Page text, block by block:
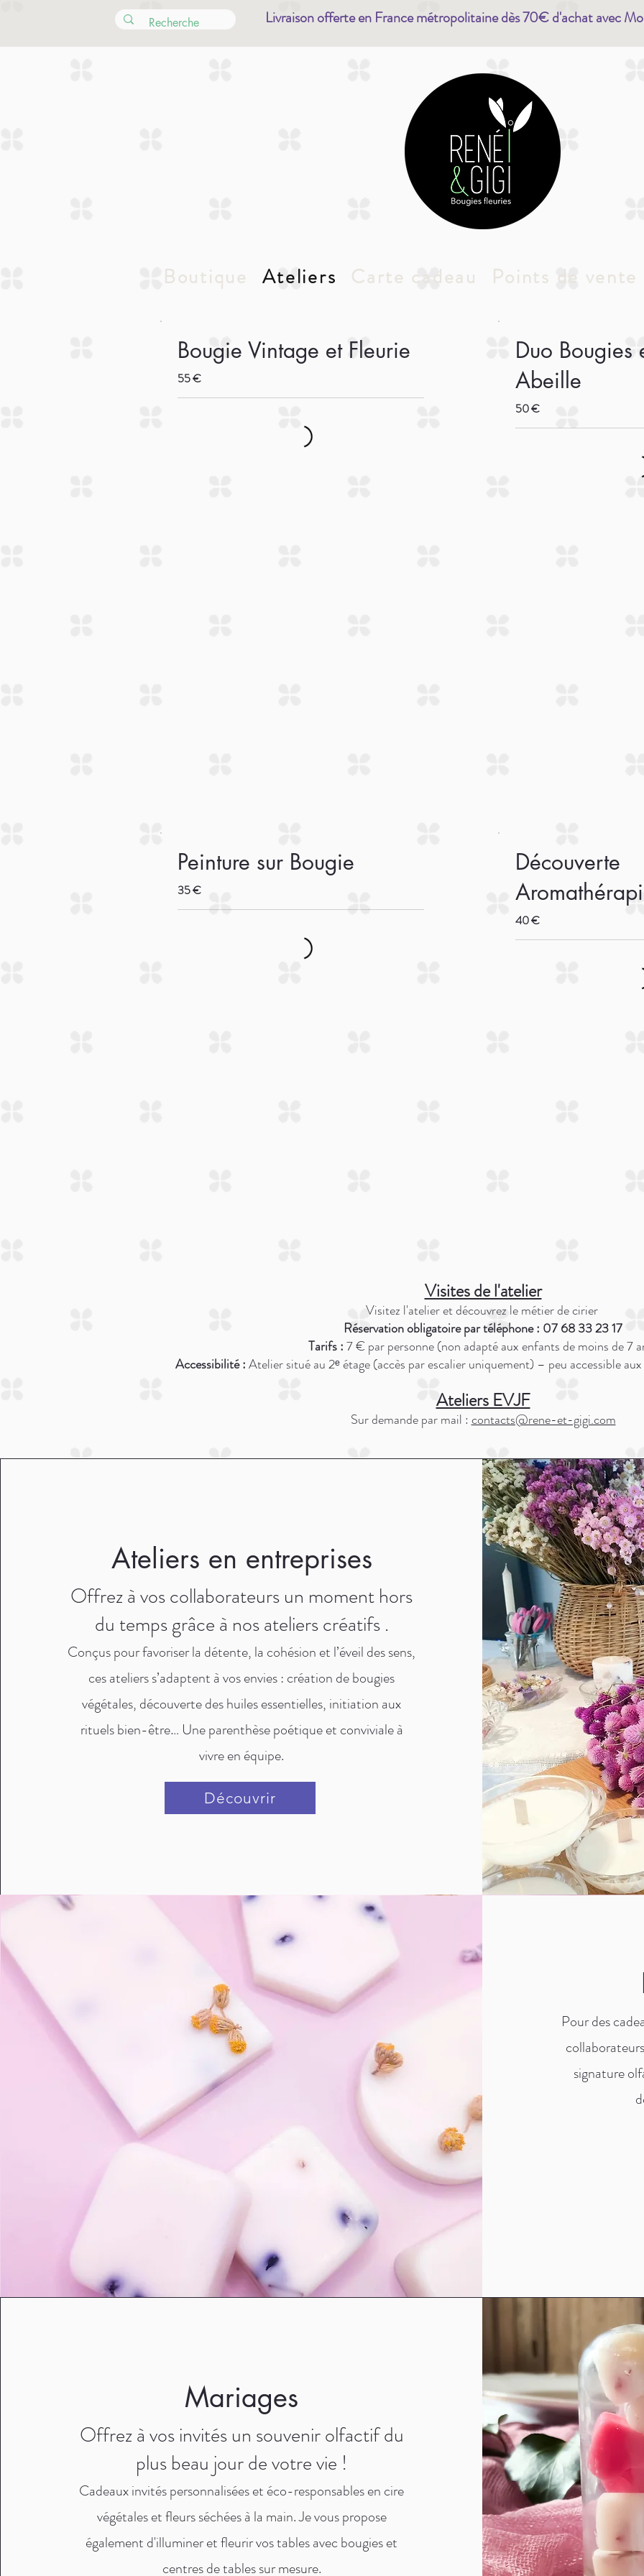
Livraison offerte en France métropolitaine dès 70€ d'achat avec
Bougie Vintage et Fleurie
55 €
Peinture sur Bougie
35 €
Duo Bougies
Abeille
50 €
Découverte
40 €
Visites de l'atelier
Visitez l'atelier et découvrez le métier de cirier
Réservation obligatoire par téléphone : 07 68 33 23 17
Tarifs :7 € par personne (non adapté aux enfants de moins de 7
Accessibilité :Atelier situé au 2ᵉ étage (accès par escalier uniquement) – peu accessible
Ateliers EVJF
Sur demande par mail : contacts@rene-et-gigi.com
Ateliers en entreprises
Offrez à vos collaborateurs un moment hors
du temps grâce à nos ateliers créatifs .
Conçus pour favoriser la détente, la cohésion et l’éveil des sens,
ces ateliers s’adaptent à vos envies : création de bougies
végétales, découverte des huiles essentielles, initiation aux
rituels bien-être… Une parenthèse poétique et conviviale à
vivre en équipe.
Découvrir
Pour des
signature
Mariages
Offrez à vos invités un souvenir olfactif du
plus beau jour de votre vie !
Cadeaux invités personnalisées et éco-responsables en cire
végétales et fleurs séchées à la main.Je vous propose
également d'illuminer et fleurir vos tables avec bougies et
centres de tables sur mesure.
Boutique Ateliers Carte cadeau Points de vente